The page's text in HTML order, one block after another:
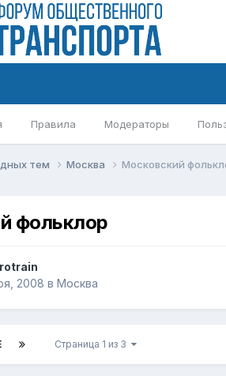
Правила Модераторы
тем Москва Московский
фольклор
2008 в Москва
Страница 1 из 3